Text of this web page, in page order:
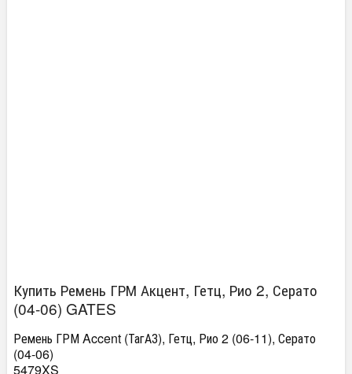
Купить Ремень ГРМ Акцент, Гетц, Рио 2, Серато
(04-06) GATES
Ремень ГРМ Accent (ТагАЗ), Гетц, Рио 2 (06-11), Серато
(04-06)
5479XS